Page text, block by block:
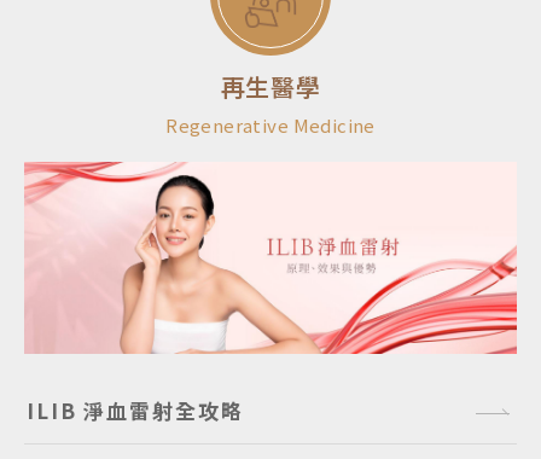
再生醫學
Regenerative Medicine
ILIB 淨血雷射全攻略